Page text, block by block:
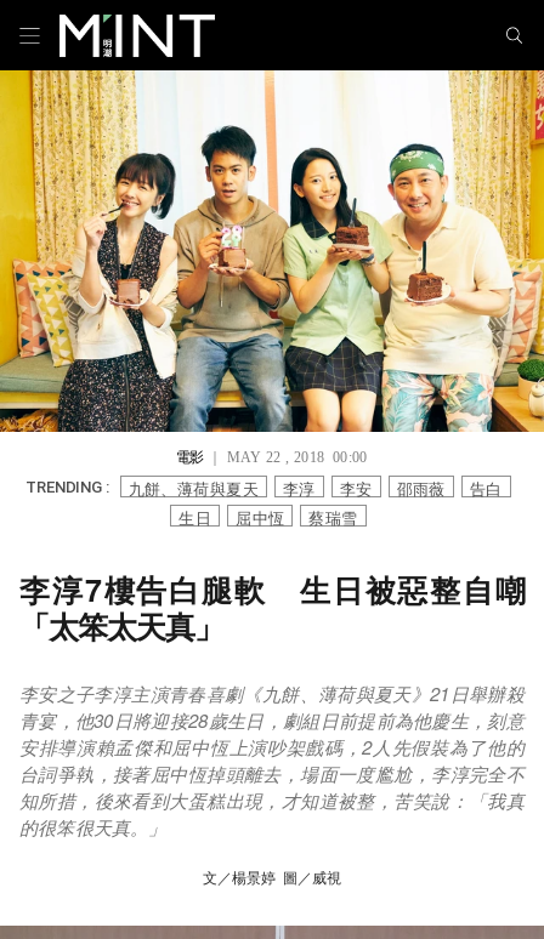
電影｜ MAY 22 , 2018 00:00
TRENDING : 九餅、薄荷與夏天 李淳 李安 邵雨薇
告白
生日
屈中恆 蔡瑞雪
李淳7樓告白腿軟 生日被惡整自嘲
「太笨太天真」
李安之子李淳主演青春喜劇《九餅、薄荷與夏天》21日舉辦殺
青宴，他30日將迎接28歲生日，劇組日前提前為他慶生，刻意
安排導演賴孟傑和屈中恆上演吵架戲碼，2人先假裝為了他的
台詞爭執，接著屈中恆掉頭離去，場面一度尷尬，李淳完全不
知所措，後來看到大蛋糕出現，才知道被整，苦笑說：「我真
的很笨很天真。」
文／楊景婷 圖／威視